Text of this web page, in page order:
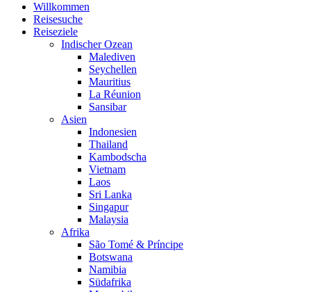
Willkommen
Reisesuche
Reiseziele
Indischer Ozean
Malediven
Seychellen
Mauritius
La Réunion
Sansibar
Asien
Indonesien
Thailand
Kambodscha
Vietnam
Laos
Sri Lanka
Singapur
Malaysia
Afrika
São Tomé & Príncipe
Botswana
Namibia
Südafrika